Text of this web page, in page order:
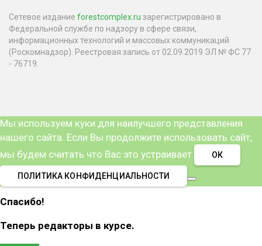
Сетевое издание forestcomplex.ru зарегистрировано в
Федеральной службе по надзору в сфере связи,
информационных технологий и массовых коммуникаций
(Роскомнадзор). Реестровая запись от 02.09.2019 ЭЛ № ФС 77
- 76719.
Мы используем куки для наилучшего представления
нашего сайта. Если Вы продолжите использовать сайт,
мы будем считать что Вас это устраивает.
ОК
ПОЛИТИКА КОНФИДЕНЦИАЛЬНОСТИ
Спасибо!
Теперь редакторы в курсе.